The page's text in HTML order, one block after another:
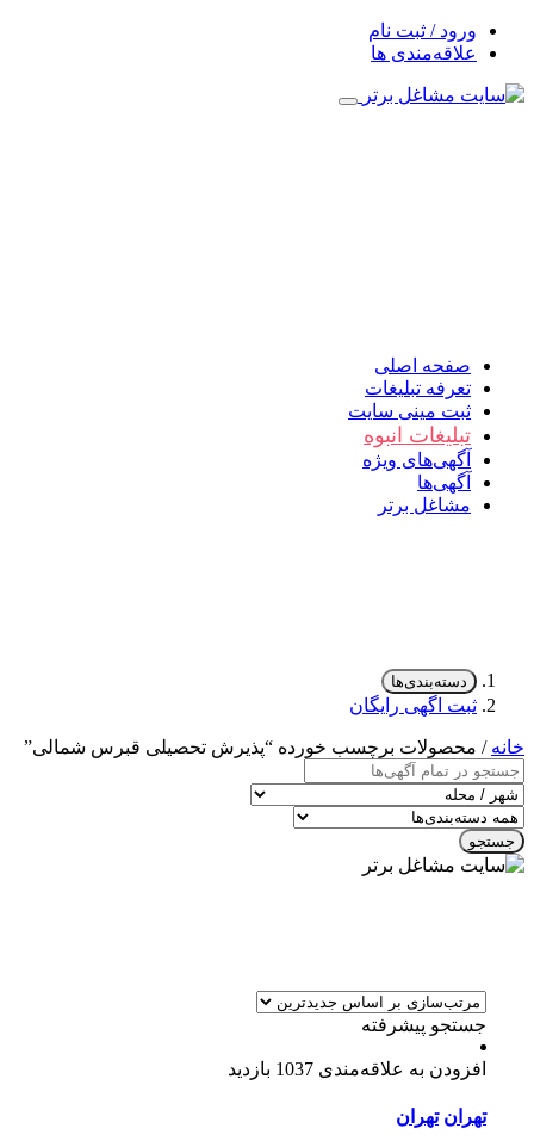
ورود / ثبت نام
علاقه‌مندی ها
صفحه اصلی
تعرفه تبلیغات
ثبت مینی سایت
تبلیغات انبوه
آگهی‌های ویژه
آگهی‌ها
مشاغل برتر
دسته‌بندی‌ها
ثبت اگهی رایگان
خانه / محصولات برچسب خورده “پذیرش تحصیلی قبرس شمالی”
جستجو
جستجو پیشرفته
افزودن به علاقه‌مندی 1037 بازدید
تهران تهران